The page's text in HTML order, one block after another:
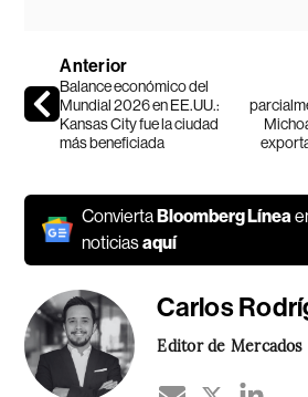
Anterior
Balance económico del
Mundial 2026 en EE.UU.:
Kansas City fue la ciudad
más beneficiada
ConviertaBloomberg Línea
noticiasaquí
Carlos
Editor de Mercados